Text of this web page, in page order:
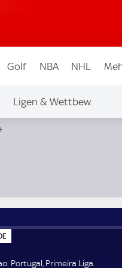
Golf NBA NHL
Ligen & Wettbew.
P
EPortugal, Primeira Liga.